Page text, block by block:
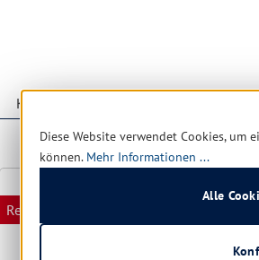
Kunden haben sich ebenfalls angesehen
Restposten
Diese Website verwendet Cookies, um
können. Mehr Informationen ...
Alle